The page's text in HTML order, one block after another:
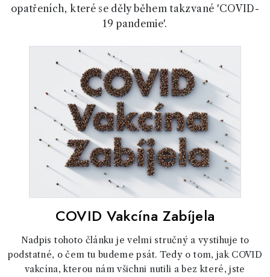
opatřeních, které se děly během takzvané 'COVID-
19 pandemie'.
COVID Vakcína Zabíjela
Nadpis tohoto článku je velmi stručný a vystihuje to
podstatné, o čem tu budeme psát. Tedy o tom, jak COVID
vakcína, kterou nám všichni nutili a bez které, jste